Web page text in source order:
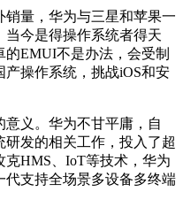
量，华为与三星和苹果一
当今是得操作系统者得天
EMUI不是办法，会受制
操作系统，挑战iOS和安
义。华为不甘平庸，自
研发的相关工作，投入了超
克HMS、IoT等技术，华为
代支持全场景多设备多终端